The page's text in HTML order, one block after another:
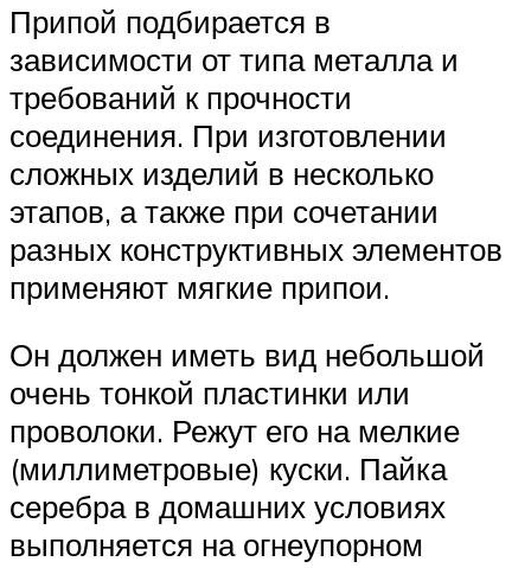
Припой подбирается в
зависимости от типа металла и
требований к прочности
соединения. При изготовлении
сложных изделий в несколько
этапов, а также при сочетании
разных конструктивных элементов
применяют мягкие припои.
Он должен иметь вид небольшой
очень тонкой пластинки или
проволоки. Режут его на мелкие
(миллиметровые) куски. Пайка
серебра в домашних условиях
выполняется на огнеупорном